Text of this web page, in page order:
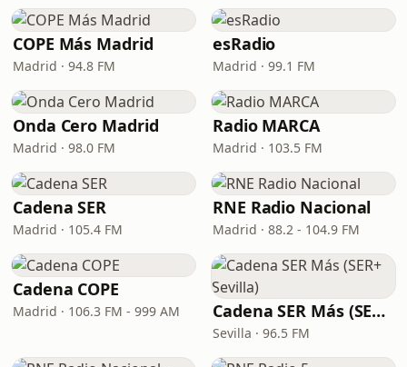
COPE Más Madrid
Madrid · 94.8 FM
esRadio
Madrid · 99.1 FM
Onda Cero Madrid
Madrid · 98.0 FM
Radio MARCA
Madrid · 103.5 FM
Cadena SER
Madrid · 105.4 FM
RNE Radio Nacional
Madrid · 88.2 - 104.9 FM
Cadena COPE
Madrid · 106.3 FM - 999 AM Cadena SER Más (SER+ Sevilla)
Sevilla · 96.5 FM